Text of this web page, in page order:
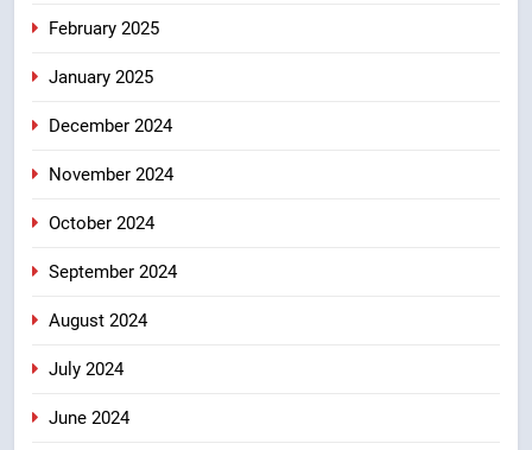
February 2025
January 2025
December 2024
November 2024
October 2024
September 2024
August 2024
July 2024
June 2024